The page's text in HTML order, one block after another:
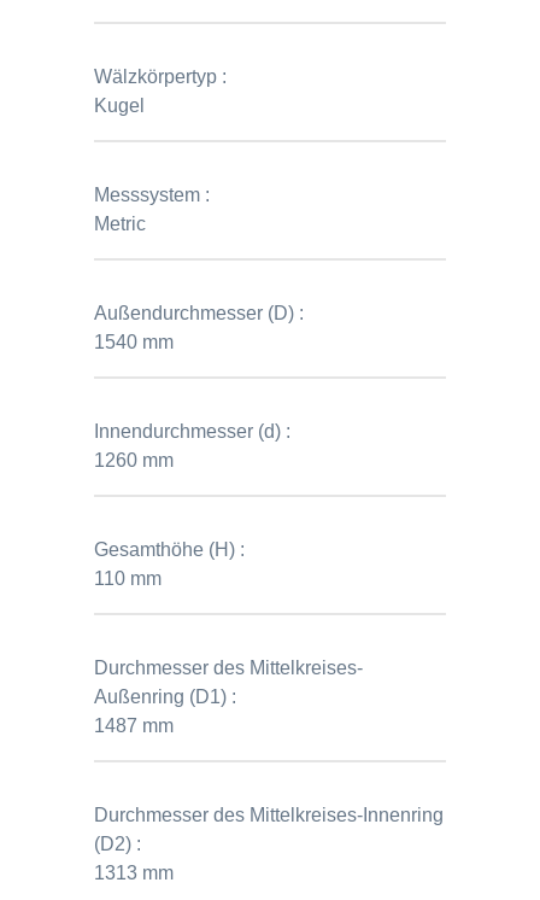
Wälzkörpertyp :
Kugel
Messsystem :
Metric
Außendurchmesser (D) :
1540 mm
Innendurchmesser (d) :
1260 mm
Gesamthöhe (H) :
110 mm
Durchmesser des Mittelkreises-
Außenring (D1) :
1487 mm
Durchmesser des Mittelkreises-Innenring
(D2) :
1313 mm